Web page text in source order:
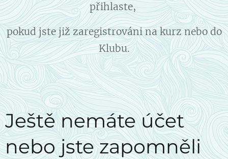
přihlaste,
pokud jste již zaregistrováni na kurz nebo do
Klubu.
Ještě nemáte účet
nebo jste zapomněli